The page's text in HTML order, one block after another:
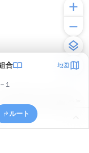
合 地図
１
ルート